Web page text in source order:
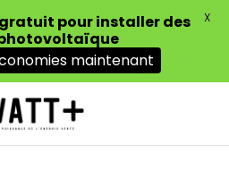
pour installer des
maintenant
X